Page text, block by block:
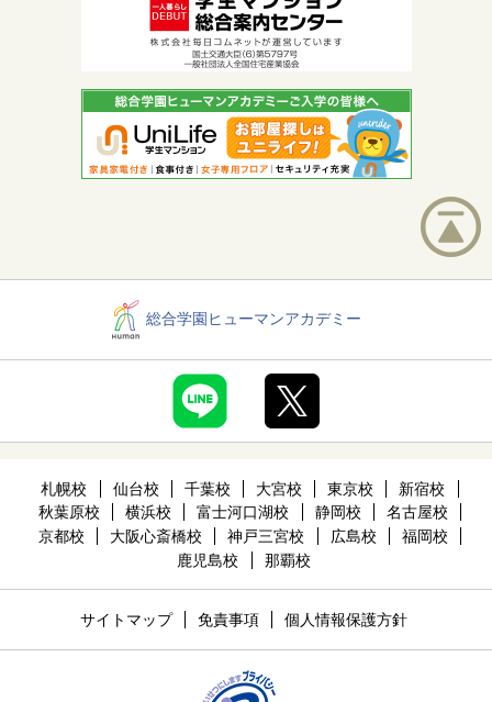
総合学園ヒューマンアカデミー
札幌校 仙台校 千葉校 大宮校 東京校
新宿校
秋葉原校
横浜校 富士河口湖校 静岡校
名古屋校
京都校
大阪心斎橋校 神戸三宮校 広島校
福岡校
鹿児島校
那覇校
サイトマップ 免責事項 個人情報保護方針